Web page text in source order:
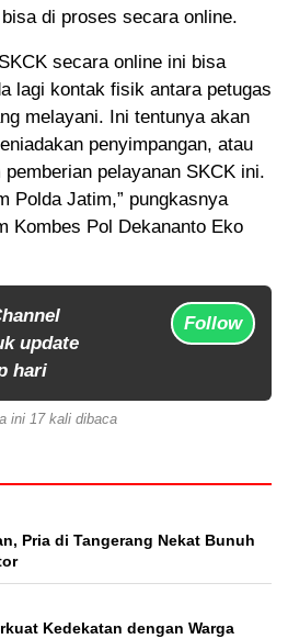
di proses secara online.
secara online ini bisa
lagi kontak fisik antara petugas
melayani. Ini tentunya akan
penyimpangan, atau
pelayanan SKCK ini.
Polda Jatim,” pungkasnya
Kombes Pol Dekananto Eko
update
hari
Follow
ini 17 kali dibaca
Pria di Tangerang Nekat Bunuh
Kedekatan dengan Warga